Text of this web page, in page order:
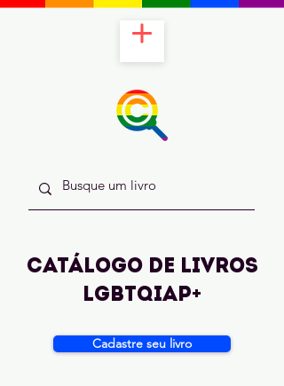
catálogo de livros
lgbtqiap+
Cadastre seu livro